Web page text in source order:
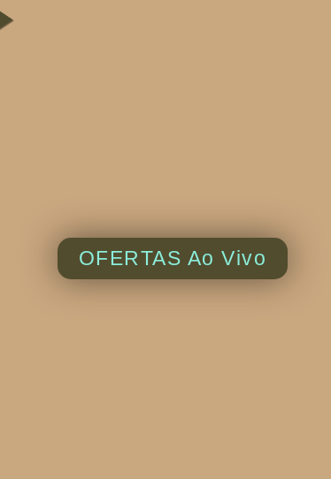
OFERTAS Ao Vivo